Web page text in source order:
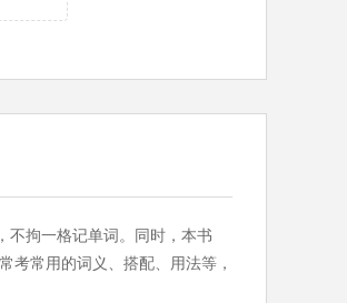
不拘一格记单词。同时，本书
考常用的词义、搭配、用法等，